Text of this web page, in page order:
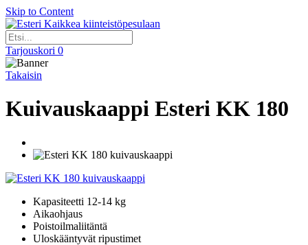
Skip to Content
Kaikkea kiinteistöpesulaan
Tarjouskori 0
Takaisin
Kuivauskaappi Esteri KK 180
Kapasiteetti 12-14 kg
Aikaohjaus
Poistoilmaliitäntä
Uloskääntyvät ripustimet